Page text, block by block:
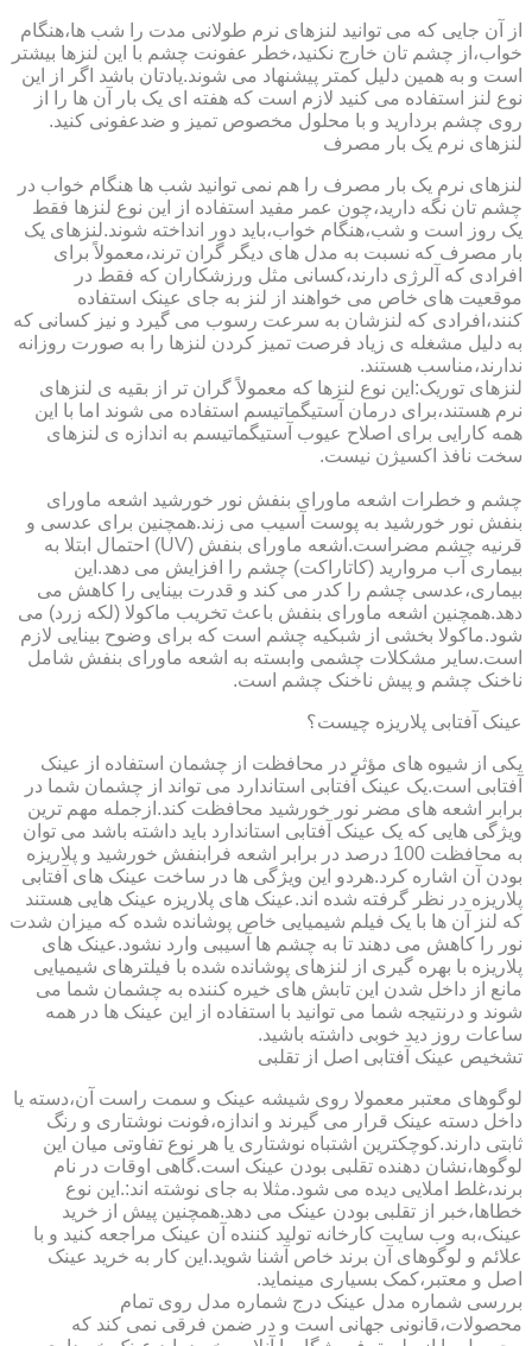
از آن جایی که می توانید لنزهای نرم طولانی مدت را شب ها،هنگام
خواب،از چشم تان خارج نکنید،خطر عفونت چشم با این لنزها بیشتر
است و به همین دلیل کمتر پیشنهاد می شوند.یادتان باشد اگر از این
نوع لنز استفاده می کنید لازم است که هفته ای یک بار آن ها را از
روی چشم بردارید و با محلول مخصوص تمیز و ضدعفونی کنید.
لنزهای نرم یک بار مصرف
لنزهای نرم یک بار مصرف را هم نمی توانید شب ها هنگام خواب در
چشم تان نگه دارید،چون عمر مفید استفاده از این نوع لنزها فقط
یک روز است و شب،هنگام خواب،باید دور انداخته شوند.لنزهای یک
بار مصرف که نسبت به مدل های دیگر گران ترند،معمولاً برای
افرادی که آلرژی دارند،کسانی مثل ورزشکاران که فقط در
موقعیت های خاص می خواهند از لنز به جای عینک استفاده
کنند،افرادی که لنزشان به سرعت رسوب می گیرد و نیز کسانی که
به دلیل مشغله ی زیاد فرصت تمیز کردن لنزها را به صورت روزانه
ندارند،مناسب هستند.
لنزهای توریک:این نوع لنزها که معمولاً گران تر از بقیه ی لنزهای
نرم هستند،برای درمان آستیگماتیسم استفاده می شوند اما با این
همه کارایی برای اصلاح عیوب آستیگماتیسم به اندازه ی لنزهای
سخت نافذ اکسیژن نیست.
چشم و خطرات اشعه ماورای بنفش نور خورشید اشعه ماورای
بنفش نور خورشید به پوست آسیب می زند.همچنین برای عدسی و
قرنیه چشم مضراست.اشعه ماورای بنفش (UV) احتمال ابتلا به
بیماری آب مروارید (کاتاراکت) چشم را افزایش می دهد.این
بیماری،عدسی چشم را کدر می کند و قدرت بینایی را کاهش می
دهد.همچنین اشعه ماورای بنفش باعث تخریب ماکولا (لکه زرد) می
شود.ماکولا بخشی از شبکیه چشم است که برای وضوح بینایی لازم
است.سایر مشکلات چشمی وابسته به اشعه ماورای بنفش شامل
ناخنک چشم و پیش ناخنک چشم است.
عینک آفتابی پلاریزه چیست؟
یکی از شیوه های مؤثر در محافظت از چشمان استفاده از عینک
آفتابی است.یک عینک آفتابی استاندارد می تواند از چشمان شما در
برابر اشعه های مضر نور خورشید محافظت کند.ازجمله مهم ترین
ویژگی هایی که یک عینک آفتابی استاندارد باید داشته باشد می توان
به محافظت 100 درصد در برابر اشعه فرابنفش خورشید و پلاریزه
بودن آن اشاره کرد.هردو این ویژگی ها در ساخت عینک های آفتابی
پلاریزه در نظر گرفته شده اند.عینک های پلاریزه عینک هایی هستند
که لنز آن ها با یک فیلم شیمیایی خاص پوشانده شده که میزان شدت
نور را کاهش می دهند تا به چشم ها آسیبی وارد نشود.عینک های
پلاریزه با بهره گیری از لنزهای پوشانده شده با فیلترهای شیمیایی
مانع از داخل شدن این تابش های خیره کننده به چشمان شما می
شوند و درنتیجه شما می توانید با استفاده از این عینک ها در همه
ساعات روز دید خوبی داشته باشید.
تشخیص عینک آفتابی اصل از تقلبی
لوگوهای معتبر معمولا روی شیشه عینک و سمت راست آن،دسته یا
داخل دسته عینک قرار می گیرند و اندازه،فونت نوشتاری و رنگ
ثابتی دارند.کوچکترین اشتباه نوشتاری یا هر نوع تفاوتی میان این
لوگوها،نشان دهنده تقلبی بودن عینک است.گاهی اوقات در نام
برند،غلط املایی دیده می شود.مثلا به جای نوشته اند:.این نوع
خطاها،خبر از تقلبی بودن عینک می دهد.همچنین پیش از خرید
عینک،به وب سایت کارخانه تولید کننده آن عینک مراجعه کنید و با
علائم و لوگوهای آن برند خاص آشنا شوید.این کار به خرید عینک
اصل و معتبر،کمک بسیاری مینماید.
بررسی شماره مدل عینک درج شماره مدل روی تمام
محصولات،قانونی جهانی است و در ضمن فرقی نمی کند که